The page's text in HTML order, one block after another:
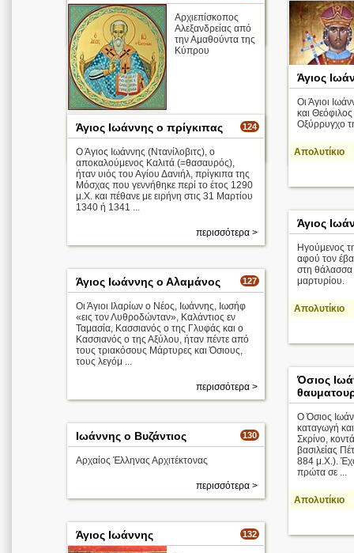
Απολυτίκιο
περισσότερα >
Αρχιεπίσκοπος
Αλεξανδρείας από
την Αμαθούντα της
Κύπρου
Απολυτίκιο
περισσότερα >
Άγιος
Οι Άγιοι
και
Οξύρρυγχο
Απολυτίκιο
124
Άγιος Ιωάννης ο πρίγκιπας
Ο Άγιος Ιωάννης (Ντανίλοβιτς), ο
αποκαλούμενος Καλιτά (=θασαυρός),
ήταν υιός του Αγίου Δανιήλ, πρίγκιπα της
Μόσχας που γεννήθηκε περί το έτος 1290
μ.Χ. και πέθανε με ειρήνη στις 31 Μαρτίου
1340 ή 1341 ...
περισσότερα >
Άγιος
Ηγούμενος
αφού τον
στη θάλασσα
μαρτυρίου.
Απολυτίκιο
127
Άγιος Ιωάννης ο Αλαμάνος
Οι Άγιοι Ιλαρίων ο Νέος, Ιωάννης, Ιωσήφ
«εις τον Λυθροδώνταν», Καλάντιος εν
Ταμασία, Κασσιανός ο της Γλυφάς και ο
Κασσιανός ο της Αξύλου, ήταν πέντε από
τους τριακόσους Μάρτυρες και Όσιους,
τους λεγόμ ...
περισσότερα >
Όσιος
Ο Όσιος
καταγωγή
Σκρίνο,
βασιλείας
884 μ.Χ.).
πρώτα σε ...
Απολυτίκιο
130
Ιωάννης ο Βυζάντιος
Αρχαίος Έλληνας Αρχιτέκτονας
περισσότερα >
132
Άγιος Ιωάννης